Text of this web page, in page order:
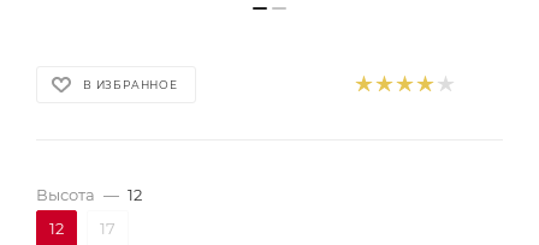
В ИЗБРАННОЕ
Высота — 12
12
17